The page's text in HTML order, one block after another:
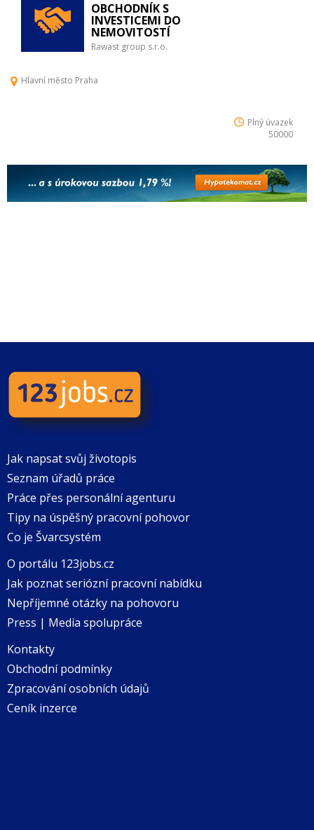
OBCHODNÍK S
INVESTICEMI DO
NEMOVITOSTÍ
Rawast group s.r.o.
Hlavní město Praha
Plný úvazek
50000
Jak napsat svůj životopis
Seznam úřadů práce
Práce přes personální agenturu
Tipy na úspěšný pracovní pohovor
Co je Švarcsystém
O portálu 123jobs.cz
Jak poznat seriózní pracovní nabídku
Nepříjemné otázky na pohovoru
Press | Media spolupráce
Kontakty
Obchodní podmínky
Zpracování osobních údajů
Ceník inzerce